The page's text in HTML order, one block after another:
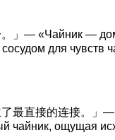
。」— «Чайник —
для чувств
了最直接的连接。」
чайник, ощущая